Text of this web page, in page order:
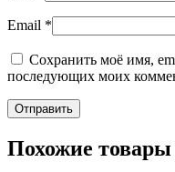
Email *
Сохранить моё имя,
последующих моих
Похожие товары